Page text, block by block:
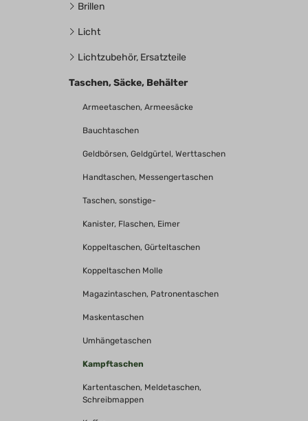
Brillen
Licht
Lichtzubehör, Ersatzteile
Taschen, Säcke, Behälter
Armeetaschen, Armeesäcke
Bauchtaschen
Geldbörsen, Geldgürtel, Werttaschen
Handtaschen, Messengertaschen
Taschen, sonstige-
Kanister, Flaschen, Eimer
Koppeltaschen, Gürteltaschen
Koppeltaschen Molle
Magazintaschen, Patronentaschen
Maskentaschen
Umhängetaschen
Kampftaschen
Kartentaschen, Meldetaschen,
Schreibmappen